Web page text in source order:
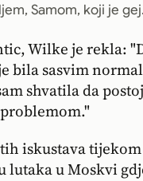
Samom, koji je gej.
Wilke je rekla:
bila sasvim
shvatila da
iskustava
lutaka u Moskvi